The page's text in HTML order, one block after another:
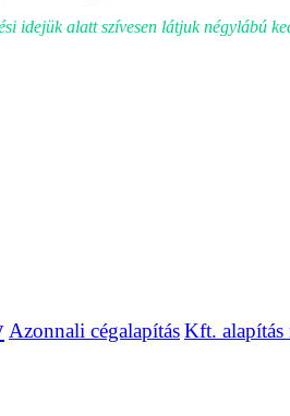
idejük alatt szívesen látjuk négylábú
Azonnali cégalapításKft. alapítás